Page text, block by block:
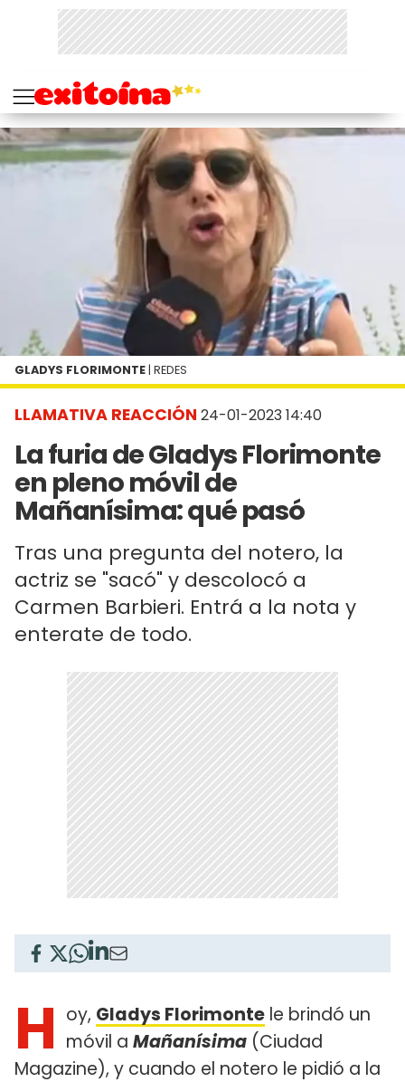
LLAMATIVA REACCIÓN 24-01-2023 14:40
La furia de Gladys Florimonte
en pleno móvil de
Mañanísima: qué pasó
Tras una pregunta del notero, la
actriz se "sacó" y descolocó a
Carmen Barbieri. Entrá a la nota y
enterate de todo.
GLADYS FLORIMONTE | REDES
H oy, Gladys Florimonte le brindó un
móvil a Mañanísima (Ciudad
Magazine), y cuando el notero le pidió a la